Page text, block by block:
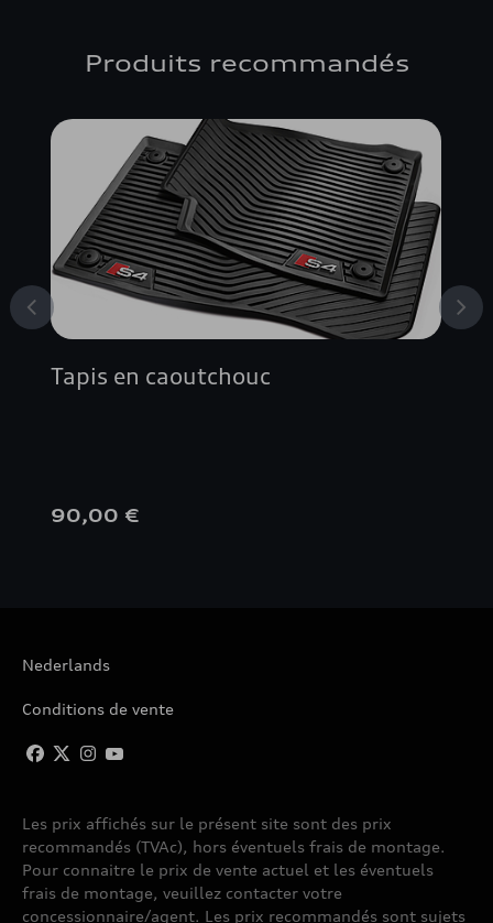
Produits recommandés
Tapis en caoutchouc
90,00 €
Nederlands
Conditions de vente
Les prix affichés sur le présent site sont des prix
recommandés (TVAc), hors éventuels frais de montage.
Pour connaitre le prix de vente actuel et les éventuels
frais de montage, veuillez contacter votre
concessionnaire/agent. Les prix recommandés sont sujets